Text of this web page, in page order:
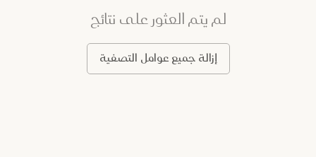
لم يتم العثور على نتائج
إزالة جميع عوامل التصفية